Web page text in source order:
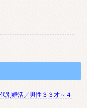
別婚活／男性３３才～４